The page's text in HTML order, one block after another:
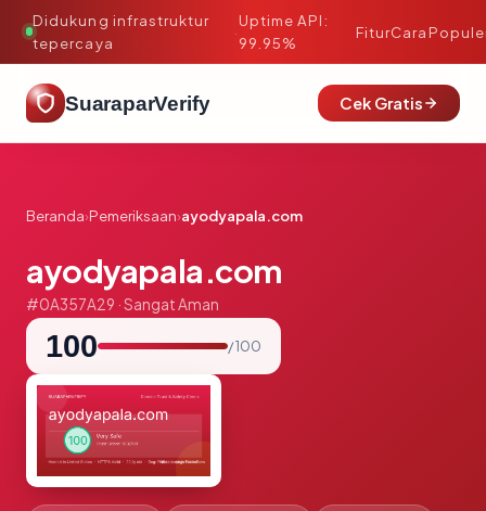
Didukung infrastruktur
tepercaya
·
Uptime API:
99.95%
FiturCara
SuaraparVerify Cek Gratis
Beranda›Pemeriksaan›ayodyapala.com
ayodyapala.com
#0A357A29 · Sangat Aman
100 / 100